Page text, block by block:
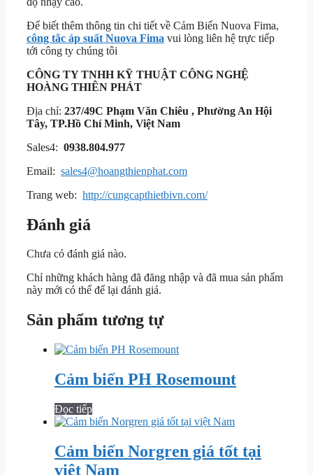
Để biết thêm thông tin chi tiết về Cảm Biến Nuova Fima,
công tắc áp suất Nuova Fima vui lòng liên hệ trực tiếp
tới công ty chúng tôi
CÔNG TY TNHH KỸ THUẬT CÔNG NGHỆ
HOÀNG THIÊN PHÁT
Địa chỉ: 237/49C Phạm Văn Chiêu , Phường An Hội
Tây, TP.Hồ Chí Minh, Việt Nam
Sales4: 0938.804.977
Email: sales4@hoangthienphat.com
Trang web: http://cungcapthietbivn.com/
Đánh giá
Chưa có đánh giá nào.
Chỉ những khách hàng đã đăng nhập và đã mua sản phẩm
này mới có thể để lại đánh giá.
Sản phẩm tương tự
Cảm biến PH Rosemount
Đọc tiếp
Cảm biến Norgren giá tốt tại
việt Nam